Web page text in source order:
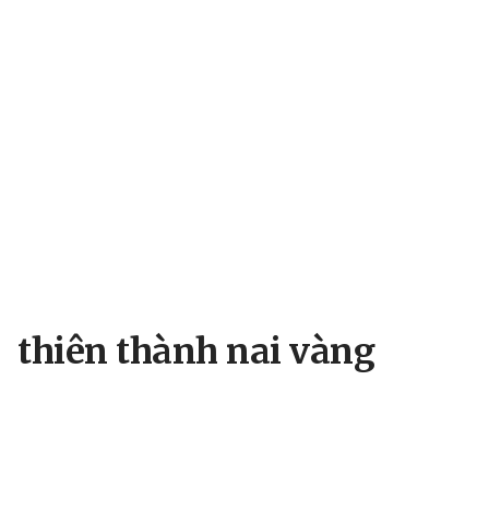
thiên thành nai vàng